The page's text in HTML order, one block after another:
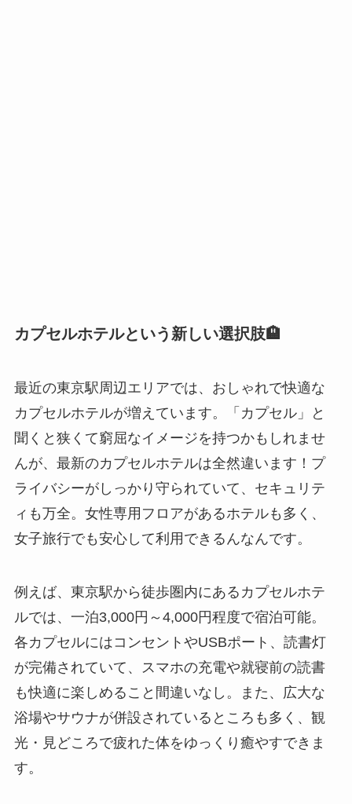
カプセルホテルという新しい選択肢🏨
最近の東京駅周辺エリアでは、おしゃれで快適な
カプセルホテルが増えています。「カプセル」と
聞くと狭くて窮屈なイメージを持つかもしれませ
んが、最新のカプセルホテルは全然違います！プ
ライバシーがしっかり守られていて、セキュリテ
ィも万全。女性専用フロアがあるホテルも多く、
女子旅行でも安心して利用できるんなんです。
例えば、東京駅から徒歩圏内にあるカプセルホテ
ルでは、一泊3,000円～4,000円程度で宿泊可能。
各カプセルにはコンセントやUSBポート、読書灯
が完備されていて、スマホの充電や就寝前の読書
も快適に楽しめること間違いなし。また、広大な
浴場やサウナが併設されているところも多く、観
光・見どころで疲れた体をゆっくり癒やすできま
す。